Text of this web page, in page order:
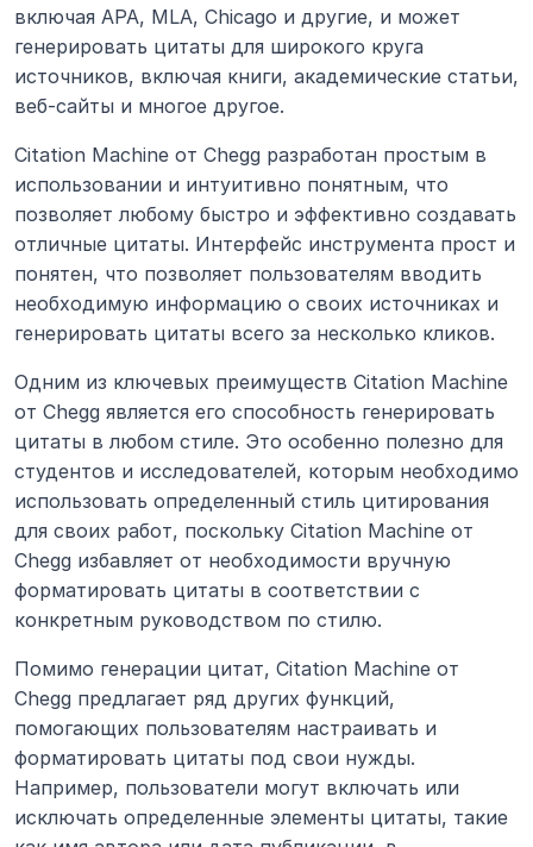
включая APA, MLA, Chicago и другие, и может
генерировать цитаты для широкого круга
источников, включая книги, академические статьи,
веб-сайты и многое другое.
Citation Machine от Chegg разработан простым в
использовании и интуитивно понятным, что
позволяет любому быстро и эффективно создавать
отличные цитаты. Интерфейс инструмента прост и
понятен, что позволяет пользователям вводить
необходимую информацию о своих источниках и
генерировать цитаты всего за несколько кликов.
Одним из ключевых преимуществ Citation Machine
от Chegg является его способность генерировать
цитаты в любом стиле. Это особенно полезно для
студентов и исследователей, которым необходимо
использовать определенный стиль цитирования
для своих работ, поскольку Citation Machine от
Chegg избавляет от необходимости вручную
форматировать цитаты в соответствии с
конкретным руководством по стилю.
Помимо генерации цитат, Citation Machine от
Chegg предлагает ряд других функций,
помогающих пользователям настраивать и
форматировать цитаты под свои нужды.
Например, пользователи могут включать или
исключать определенные элементы цитаты, такие